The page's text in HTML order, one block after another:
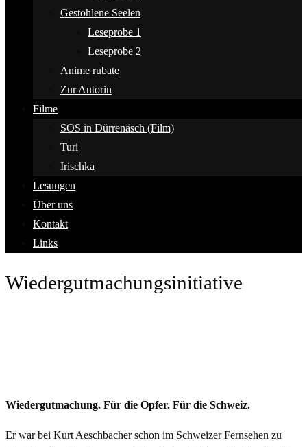
Gestohlene Seelen
Leseprobe 1
Leseprobe 2
Anime rubate
Zur Autorin
Filme
SOS in Dürrenäsch (Film)
Turi
Irischka
Lesungen
Über uns
Kontakt
Links
Wiedergutmachungsinitiative
Wiedergutmachung. Für die Opfer. Für die Schweiz.
Er war bei Kurt Aeschbacher schon im Schweizer Fernsehen zu